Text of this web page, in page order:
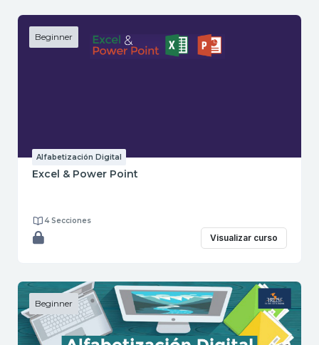
Beginner
Alfabetización Digital
Excel & Power Point
4 Secciones
Visualizar curso
Beginner